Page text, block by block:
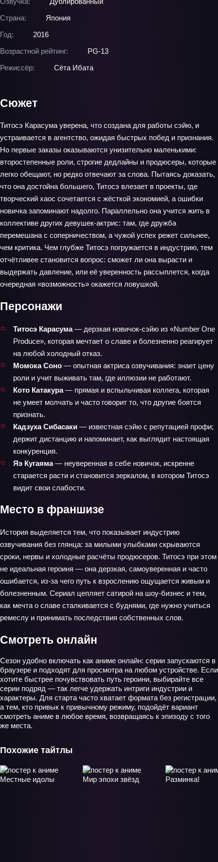
Страна:
Япония
Год:
2016
Возрастной рейтинг:
PG-13
Режиссёр:
Сёта Ибата
Сюжет
Титосэ Карасума уверена, что создана для работы сэйю, и
устраивается в агентство, ожидая быстрых побед и признания.
Но первые заказы оказываются унизительно маленькими:
второстепенные роли, строгие дедлайны и продюсеры, которые
легко обещают, но редко отвечают за слова. Пытаясь доказать,
что она достойна большего, Титосэ влезает в проекты, где
творческий хаос сочетается с жёсткой экономией, а ошибки
новичка запоминают надолго. Параллельно она учится жить в
коллективе других девушек-актрис: там, где дружба
перемешана с соперничеством, а чужой успех режет сильнее,
чем критика. Чем глубже Титосэ погружается в индустрию, тем
отчётливее становится вопрос: сможет ли она вырасти и
выдержать давление, или её уверенность рассыплется, когда
очередная «возможность» окажется ловушкой.
Персонажи
Титосэ Карасума— дерзкая новичок‑сэйю из «Number One
Produce», которая мечтает о славе и болезненно реагирует
на любой холодный отказ.
Момока Соно — опытная актриса озвучивания: знает цену
роли и учит выживать там, где иллюзии не работают.
Кото Катакура— прямая и вспыльчивая коллега, которая
не умеет молчать и часто говорит то, что другие боятся
признать.
Кадзуха Сибасаки — известная сэйю с репутацией профи;
держит дистанцию и напоминает, как выглядит настоящая
конкуренция.
Яэ Кугаяма— неуверенная в себе новичок, искренне
старается расти и становится зеркалом, в котором Титосэ
видит свои слабости.
Место в франшизе
История выделяется тем, что показывает индустрию
озвучивания без глянца: за милыми улыбками скрываются
сроки, нервы и холодные расчёты продюсеров. Титосэ при этом
не идеальная героиня — она дерзкая, самоуверенная и часто
ошибается, из-за чего путь к взрослению ощущается живым и
болезненным. Сериал цепляет сатирой на шоу‑бизнес и тем,
как мечта о славе сталкивается с буднями, где нужно учиться
ремеслу и принимать последствия собственных слов.
Смотреть онлайн
Сезон удобно включать как аниме онлайн: серии запускаются в
браузере и подходят для просмотра на любом устройстве. Если
хотите быстрее почувствовать путь героини, выбирайте все
серии подряд — так легче удержать интриги индустрии и
характеры. Для старта часто хватает формата без регистрации,
а тем, кто привык к привычному режиму, подойдёт вариант
смотреть аниме в любое время, возвращаясь к эпизоду с того
же места.
Похожие тайтлы